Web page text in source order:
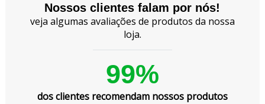
Nossos clientes falam por nós!
veja algumas avaliações de produtos da nossa
loja.
99%
dos clientes recomendam nossos produtos